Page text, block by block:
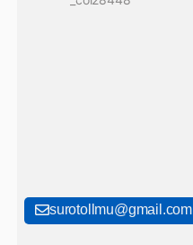
surotollmu@gmail.com